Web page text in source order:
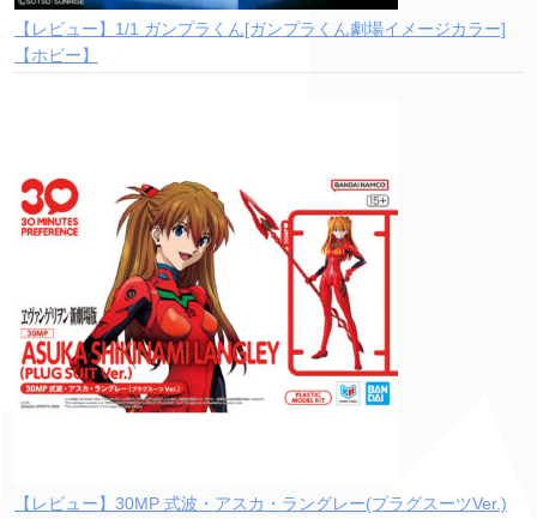
【レビュー】1/1 ガンプラくん[ガンプラくん劇場イメージカラー]
【ホビー】
【レビュー】30MP 式波・アスカ・ラングレー(プラグスーツVer.)